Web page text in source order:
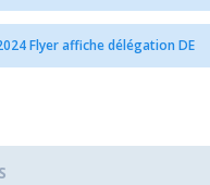
Flyer affiche délégation DE